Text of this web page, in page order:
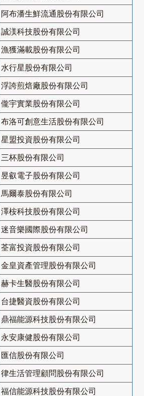
阿布潘生鮮流通股份有限公司
誠渼科技股份有限公司
漁獲滿載股份有限公司
水行星股份有限公司
浮誇煎焙廠股份有限公司
儱宇實業股份有限公司
布洛可創意生活股份有限公司
星盟投資股份有限公司
三杯股份有限公司
昱叡電子股份有限公司
馬爾泰股份有限公司
澤桉科技股份有限公司
迷音樂國際股份有限公司
荃富投資股份有限公司
金皇資產管理股份有限公司
赫卡生醫股份有限公司
台捷醫資股份有限公司
鼎福能源科技股份有限公司
永安康健股份有限公司
匯信股份有限公司
律生活管理顧問股份有限公司
福信能源科技股份有限公司